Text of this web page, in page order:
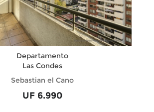
Departamento
Las Condes
Sebastian el Cano
UF 6.990